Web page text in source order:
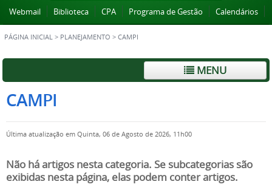
Webmail Biblioteca CPA Programa de Gestão Calendários
PÁGINA INICIAL > PLANEJAMENTO > CAMPI
MENU
CAMPI
Última atualização em Quinta, 06 de Agosto de 2026, 11h00
Não há artigos nesta categoria. Se subcategorias são
exibidas nesta página, elas podem conter artigos.